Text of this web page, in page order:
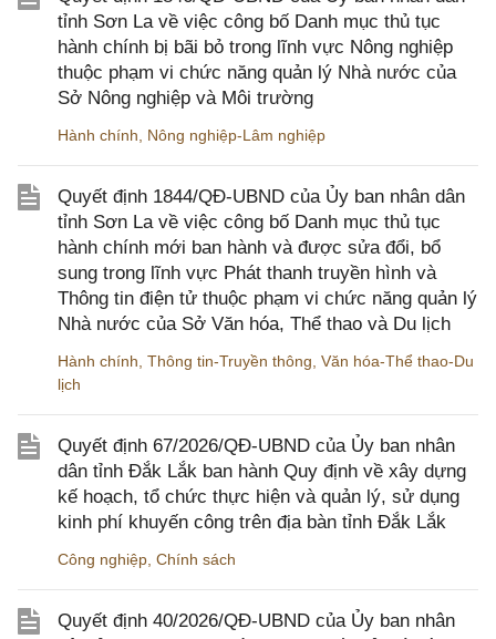
tỉnh Sơn La về việc công bố Danh mục thủ tục
hành chính bị bãi bỏ trong lĩnh vực Nông nghiệp
thuộc phạm vi chức năng quản lý Nhà nước của
Sở Nông nghiệp và Môi trường
Hành chính Nông nghiệp-Lâm nghiệp
Quyết định 1844/QĐ-UBND của Ủy ban nhân dân
tỉnh Sơn La về việc công bố Danh mục thủ tục
hành chính mới ban hành và được sửa đổi, bổ
sung trong lĩnh vực Phát thanh truyền hình và
Thông tin điện tử thuộc phạm vi chức năng quản lý
Nhà nước của Sở Văn hóa, Thể thao và Du lịch
Hành chính Thông tin-Truyền thông Văn hóa-Thể thao-Du
lịch
Quyết định 67/2026/QĐ-UBND của Ủy ban nhân
dân tỉnh Đắk Lắk ban hành Quy định về xây dựng
kế hoạch, tổ chức thực hiện và quản lý, sử dụng
kinh phí khuyến công trên địa bàn tỉnh Đắk Lắk
Công nghiệp Chính sách
Quyết định 40/2026/QĐ-UBND của Ủy ban nhân